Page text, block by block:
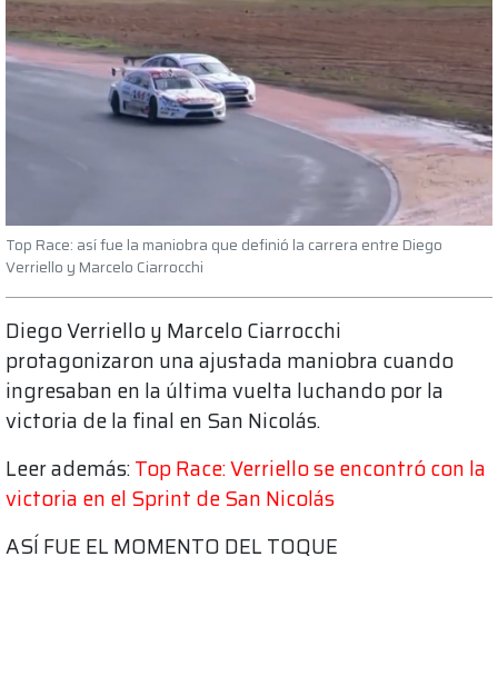
Top Race: así fue la maniobra que definió la carrera entre Diego
Verriello y Marcelo Ciarrocchi
Diego Verriello y Marcelo Ciarrocchi
protagonizaron una ajustada maniobra cuando
ingresaban en la última vuelta luchando por la
victoria de la final en San Nicolás.
Leer además:Top Race: Verriello se encontró con la
victoria en el Sprint de San Nicolás
ASÍ FUE EL MOMENTO DEL TOQUE